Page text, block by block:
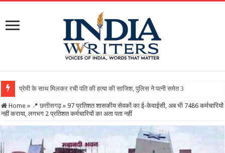
Home » 📍 छत्तीसगढ़ » 97 प्रतिशत शासकीय सेवकों का ई-केवाईसी, अब भी 7486 कर्मचारियों
नहीं कराया, लगभग 2 प्रतिशत कर्मचारियों का अता पता नहीं